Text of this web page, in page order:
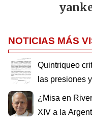
NOTICIAS MÁS
Quintriqueo
las presiones
¿Misa en
XIV a la